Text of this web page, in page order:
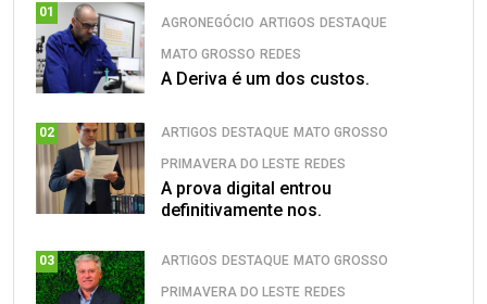
01
AGRONEGÓCIO ARTIGOS DESTAQUE
MATO GROSSO REDES
A Deriva é um dos custos.
02 ARTIGOS DESTAQUE MATO GROSSO
PRIMAVERA DO LESTE REDES
A prova digital entrou
definitivamente nos.
03 ARTIGOS DESTAQUE MATO GROSSO
PRIMAVERA DO LESTE REDES